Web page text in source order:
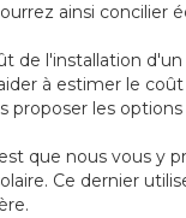
ainsi
de l'installation
à estimer le
proposer les
que nous vous y
Ce dernier